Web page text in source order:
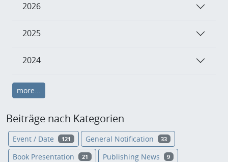
2026
2025
2024
more...
Beiträge nach Kategorien
Event / Date 121 General Notification 33
Book Presentation 21 Publishing News 9